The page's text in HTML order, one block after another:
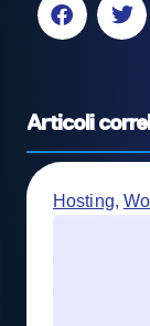
Articoli
Hosting,